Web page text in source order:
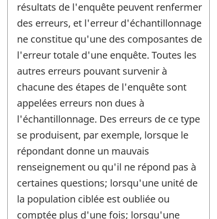
résultats de l'enquête peuvent renfermer
des erreurs, et l'erreur d'échantillonnage
ne constitue qu'une des composantes de
l'erreur totale d'une enquête. Toutes les
autres erreurs pouvant survenir à
chacune des étapes de l'enquête sont
appelées erreurs non dues à
l'échantillonnage. Des erreurs de ce type
se produisent, par exemple, lorsque le
répondant donne un mauvais
renseignement ou qu'il ne répond pas à
certaines questions; lorsqu'une unité de
la population ciblée est oubliée ou
comptée plus d'une fois; lorsqu'une